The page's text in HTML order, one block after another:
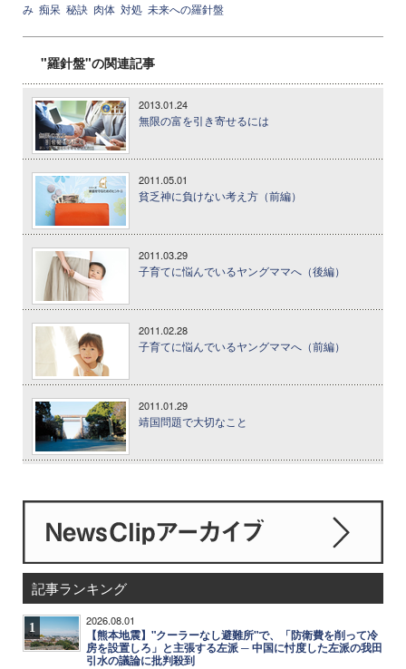
み 痴呆 秘訣 肉体 対処 未来への羅針盤
"羅針盤"の関連記事
2013.01.24
無限の富を引き寄せるには
2011.05.01
貧乏神に負けない考え方（前編）
2011.03.29
子育てに悩んでいるヤングママへ（後編）
2011.02.28
子育てに悩んでいるヤングママへ（前編）
2011.01.29
靖国問題で大切なこと
記事ランキング
1 2026.08.01
【熊本地震】"クーラーなし避難所"で、「防衛費を削って冷
房を設置しろ」と主張する左派 ─ 中国に忖度した左派の我田
引水の議論に批判殺到